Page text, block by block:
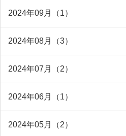
2024年09月（1）
2024年08月（3）
2024年07月（2）
2024年06月（1）
2024年05月（2）